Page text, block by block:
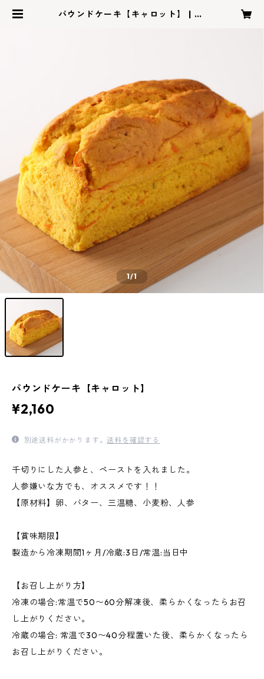
パウンドケーキ【キャロット】 | cu
1/1
パウンドケーキ【キャロット】
¥2,160
別途送料がかかります。送料を確認する
千切りにした人参と、ペーストを入れました。
人参嫌いな方でも、オススメです！！
【原材料】卵、バター、三温糖、小麦粉、人参
【賞味期限】
製造から冷凍期間1ヶ月/冷蔵:3日/常温:当日中
【お召し上がり方】
冷凍の場合:常温で50〜60分解凍後、柔らかくなったらお召
し上がりください。
冷蔵の場合: 常温で30〜40分程置いた後、柔らかくなったら
お召し上がりください。